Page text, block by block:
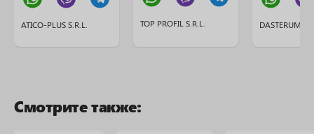
ATICO-PLUS S.R.L. TOP PROFIL S.R.L. DASTERUM
Смотрите также: